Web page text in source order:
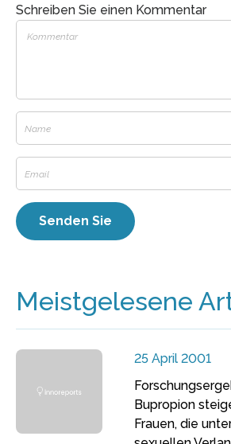
Schreiben Sie einen Kommentar
Meistgelesene
25 April 2001
Bupropion
Frauen, die